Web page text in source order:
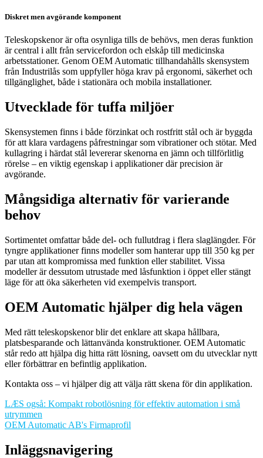
Diskret men avgörande komponent
Teleskopskenor är ofta osynliga tills de behövs, men deras funktion
är central i allt från servicefordon och elskåp till medicinska
arbetsstationer. Genom OEM Automatic tillhandahålls skensystem
från Industrilås som uppfyller höga krav på ergonomi, säkerhet och
tillgänglighet, både i stationära och mobila installationer.
Utvecklade för tuffa miljöer
Skensystemen finns i både förzinkat och rostfritt stål och är byggda
för att klara vardagens påfrestningar som vibrationer och stötar. Med
kullagring i härdat stål levererar skenorna en jämn och tillförlitlig
rörelse – en viktig egenskap i applikationer där precision är
avgörande.
Mångsidiga alternativ för varierande
behov
Sortimentet omfattar både del- och fullutdrag i flera slaglängder. För
tyngre applikationer finns modeller som hanterar upp till 350 kg per
par utan att kompromissa med funktion eller stabilitet. Vissa
modeller är dessutom utrustade med låsfunktion i öppet eller stängt
läge för att öka säkerheten vid exempelvis transport.
OEM Automatic hjälper dig hela vägen
Med rätt teleskopskenor blir det enklare att skapa hållbara,
platsbesparande och lättanvända konstruktioner. OEM Automatic
står redo att hjälpa dig hitta rätt lösning, oavsett om du utvecklar nytt
eller förbättrar en befintlig applikation.
Kontakta oss – vi hjälper dig att välja rätt skena för din applikation.
LÆS også: Kompakt robotlösning för effektiv automation i små
utrymmen
OEM Automatic AB's Firmaprofil
Inläggsnavigering